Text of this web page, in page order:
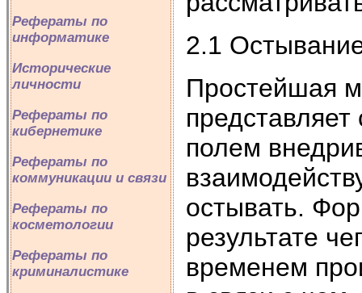
Рефераты по
информатике
Исторические
личности
Рефераты по
кибернетике
Рефераты по
коммуникации и связи
Рефераты по
косметологии
Рефераты по
криминалистике
2.1
Простейшая
полем
остывать.
результате
временем